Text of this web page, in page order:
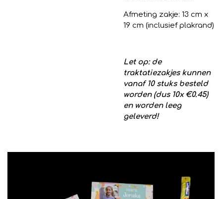
Afmeting zakje: 13 cm x
19 cm (inclusief plakrand)
Let op: de
traktatiezakjes kunnen
vanaf 10 stuks besteld
worden (dus 10x €0.45)
en worden leeg
geleverd!